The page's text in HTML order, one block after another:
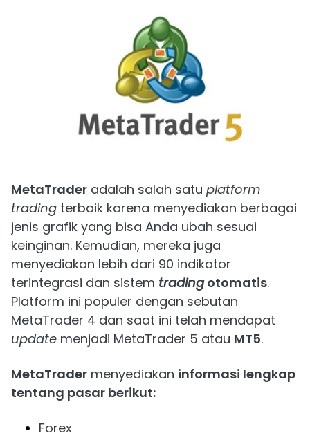
MetaTrader adalah salah satu platform
trading terbaik karena menyediakan berbagai
jenis grafik yang bisa Anda ubah sesuai
keinginan. Kemudian, mereka juga
menyediakan lebih dari 90 indikator
terintegrasi dan sistem tradingotomatis.
Platform ini populer dengan sebutan
MetaTrader 4 dan saat ini telah mendapat
update menjadi MetaTrader 5 atau MT5.
MetaTrader menyediakan informasi lengkap
tentang pasar berikut:
Forex